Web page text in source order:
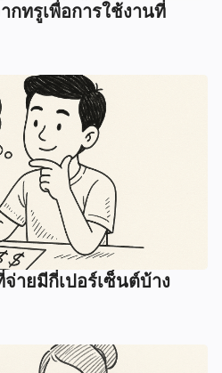
กทรูเพื่อการใช้งานที่
ายมีกี่เปอร์เซ็นต์บ้าง